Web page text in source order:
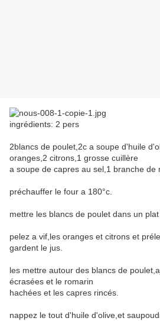
ingrédients: 2 pers
2blancs de poulet,2c a soupe d'huile
oranges,2 citrons,1 grosse cuillère
a soupe de capres au sel,1 branche de
préchauffer le four a 180°c.
mettre les blancs de poulet dans un plat
pelez a vif,les oranges et citrons et
gardent le jus.
les mettre autour des blancs de
écrasées et le romarin
hachées et les capres rincés.
nappez le tout d'huile d'olive,et